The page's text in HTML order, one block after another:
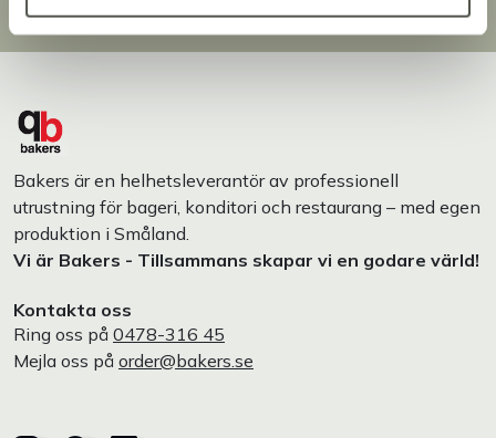
Designat och tillverkat i Småland
Bakers är en helhetsleverantör av professionell
utrustning för bageri, konditori och restaurang – med egen
produktion i Småland.
Vi är Bakers - Tillsammans skapar vi en godare värld!
Kontakta oss
Ring oss på 0478-316 45
Mejla oss på order@bakers.se